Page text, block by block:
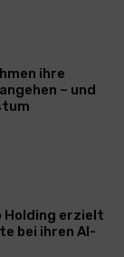
ihre
– und
Holding erzielt
bei ihren AI-